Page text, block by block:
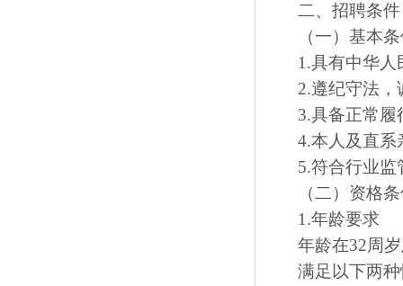
二、招聘条件
（一）基本
1.具有中华人
2.遵纪守法，
3.具备正常履
4.本人及直系
5.符合行业监
（二）资格
1.年龄要求
年龄在32周
满足以下两